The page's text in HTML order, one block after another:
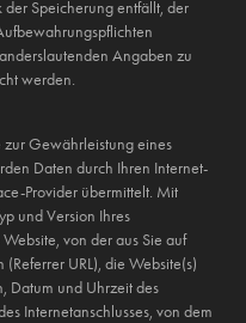
Speicherung entfällt, der
Angaben zu
werden.
Gewährleistung eines
Daten durch Ihren Internet-
Provider übermittelt. Mit
und Version Ihres
von der aus Sie auf
URL), die Website(s)
Datum und Uhrzeit des
Internetanschlusses, von dem